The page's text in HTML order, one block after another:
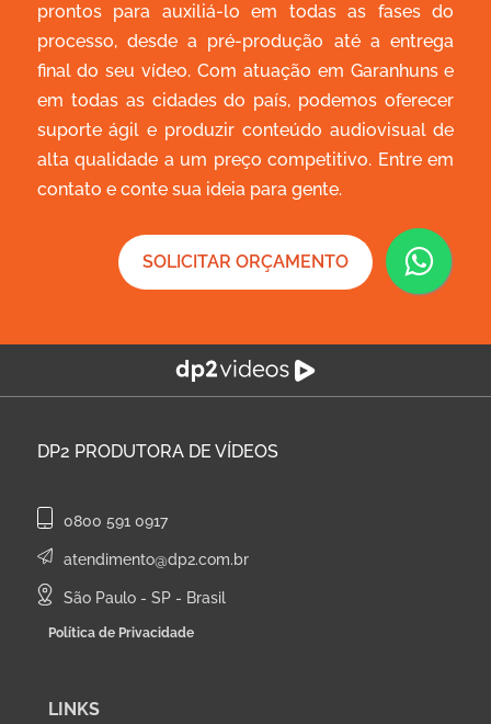
prontos para auxiliá-lo em todas as fases do
processo, desde a pré-produção até a entrega
final do seu vídeo. Com atuação em Garanhuns e
em todas as cidades do país, podemos oferecer
suporte ágil e produzir conteúdo audiovisual de
alta qualidade a um preço competitivo. Entre em
contato e conte sua ideia para gente.
SOLICITAR ORÇAMENTO
DP2 PRODUTORA DE VÍDEOS
0800 591 0917
atendimento@dp2.com.br
São Paulo - SP - Brasil
Política de Privacidade
LINKS